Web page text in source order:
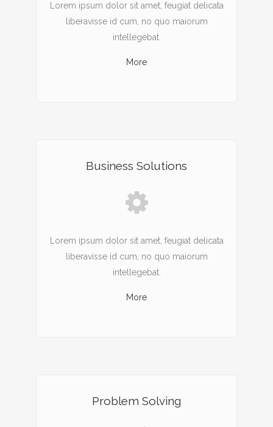
Lorem ipsum dolor sit amet, feugiat delicata
liberavisse id cum, no quo maiorum
intellegebat.
More
Business Solutions
Lorem ipsum dolor sit amet, feugiat delicata
liberavisse id cum, no quo maiorum
intellegebat.
More
Problem Solving